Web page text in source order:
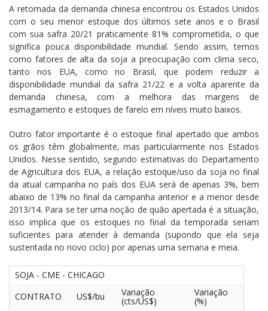
A retomada da demanda chinesa encontrou os Estados Unidos
com o seu menor estoque dos últimos sete anos e o Brasil
com sua safra 20/21 praticamente 81% comprometida, o que
significa pouca disponibilidade mundial. Sendo assim, temos
como fatores de alta da soja a preocupação com clima seco,
tanto nos EUA, como no Brasil, que podem reduzir a
disponibilidade mundial da safra 21/22 e a volta aparente da
demanda chinesa, com a melhora das margens de
esmagamento e estoques de farelo em níveis muito baixos.
Outro fator importante é o estoque final apertado que ambos
os grãos têm globalmente, mas particularmente nos Estados
Unidos. Nesse sentido, segundo estimativas do Departamento
de Agricultura dos EUA, a relação estoque/uso da soja no final
da atual campanha no país dos EUA será de apenas 3%, bem
abaixo de 13% no final da campanha anterior e a menor desde
2013/14. Para se ter uma noção de quão apertada é a situação,
isso implica que os estoques no final da temporada seriam
suficientes para atender à demanda (supondo que ela seja
sustentada no novo ciclo) por apenas uma semana e meia.
SOJA - CME - CHICAGO
CONTRATO
US$/bu Variação
(cts/US$)
Variação
(%)